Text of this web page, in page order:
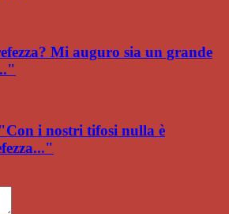
Mi auguro sia un grande
i nostri tifosi nulla è